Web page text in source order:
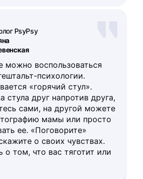
PsyPsy
можно воспользоваться
психологии.
«горячий стул».
стула друг напротив друга,
сами, на другой можете
мамы или просто
ее. «Поговорите»
о своих чувствах.
о том, что вас тяготит или